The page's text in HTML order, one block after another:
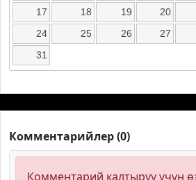
17
18 19 20
24
25 26 27
31
Комментарийлер (0)
Комментарий калтыруу үчүн